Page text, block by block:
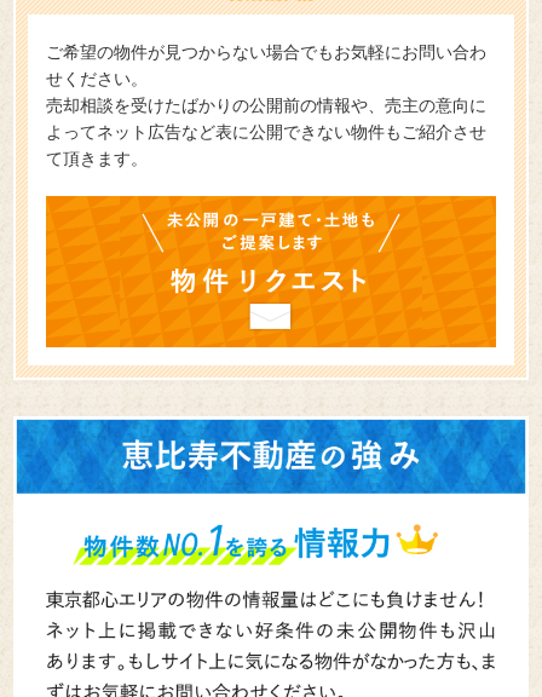
ご希望の物件が見つからない場合でもお気軽にお問い合わ
せください。
売却相談を受けたばかりの公開前の情報や、売主の意向に
よってネット広告など表に公開できない物件もご紹介させ
て頂きます。